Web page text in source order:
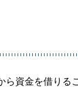
資金を借りる